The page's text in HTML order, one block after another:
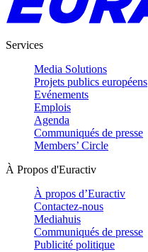
Services
Media Solutions
Projets publics européens
Evénements
Emplois
Agenda
Communiqués de presse
Members’ Circle
À Propos d'Euractiv
À propos d’Euractiv
Contactez-nous
Mediahuis
Communiqués de presse
Publicité politique